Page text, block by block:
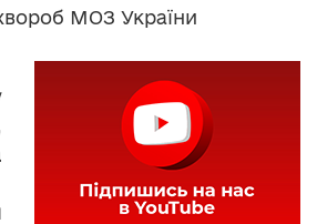
МОЗ України